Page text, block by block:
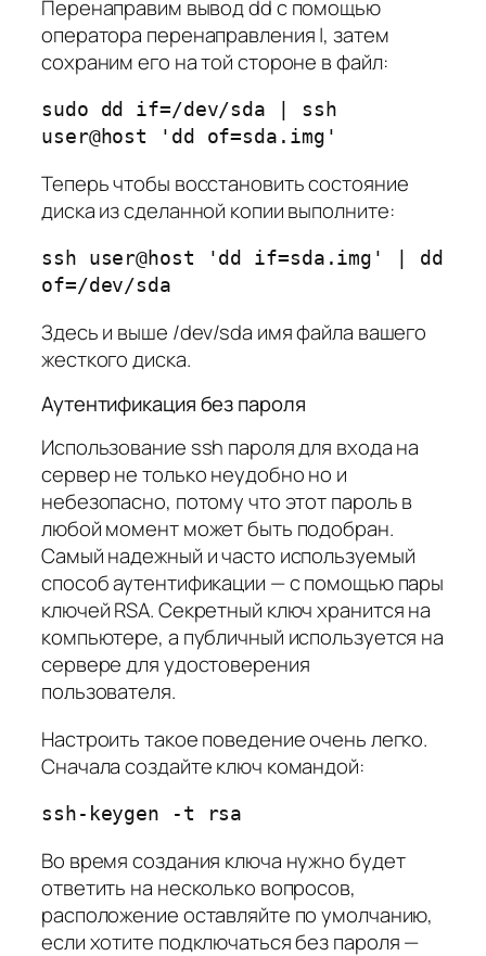
Перенаправим вывод dd с помощью
оператора перенаправления |, затем
сохраним его на той стороне в файл:
sudo dd if=/dev/sda | ssh
user@host 'dd of=sda.img'
Теперь чтобы восстановить состояние
диска из сделанной копии выполните:
ssh user@host 'dd if=sda.img' | dd
of=/dev/sda
Здесь и выше /dev/sda имя файла вашего
жесткого диска.
Аутентификация без пароля
Использование ssh пароля для входа на
сервер не только неудобно но и
небезопасно, потому что этот пароль в
любой момент может быть подобран.
Самый надежный и часто используемый
способ аутентификации — с помощью пары
ключей RSA. Секретный ключ хранится на
компьютере, а публичный используется на
сервере для удостоверения
пользователя.
Настроить такое поведение очень легко.
Сначала создайте ключ командой:
ssh-keygen -t rsa
Во время создания ключа нужно будет
ответить на несколько вопросов,
расположение оставляйте по умолчанию,
если хотите подключаться без пароля —